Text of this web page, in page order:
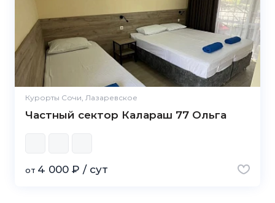
Курорты Сочи, Лазаревское
Частный сектор Калараш 77 Ольга
от 4 000 ₽ / сут